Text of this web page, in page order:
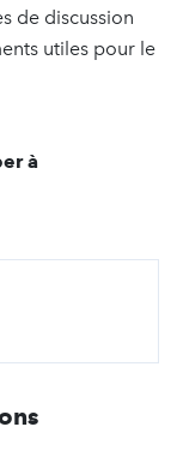
de discussion
utiles pour le
à